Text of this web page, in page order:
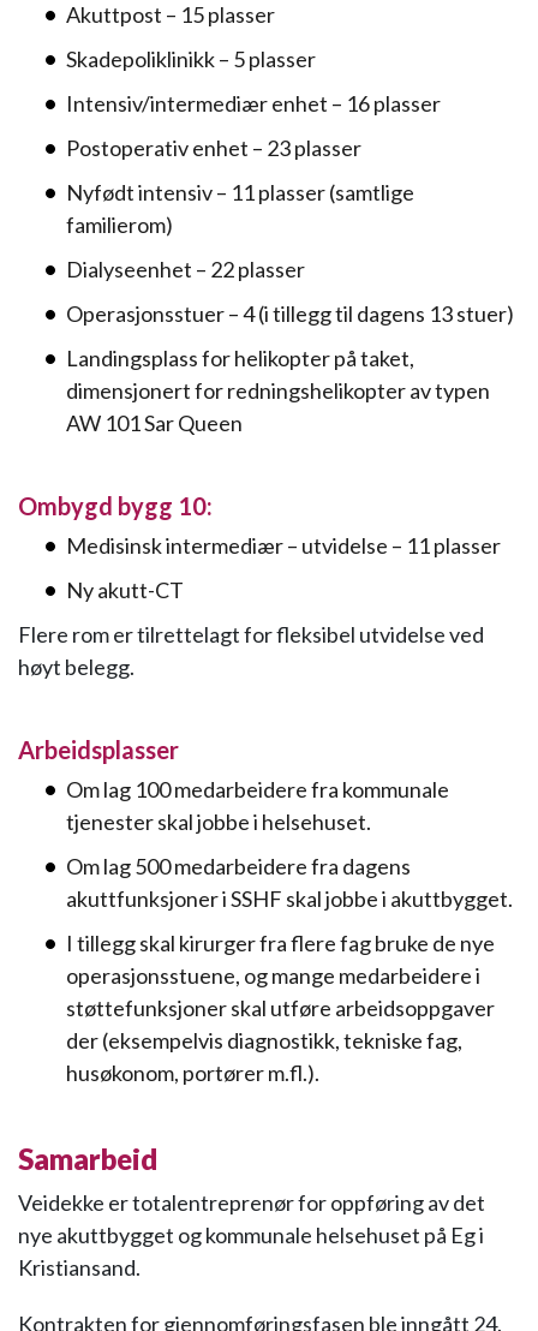
Akuttpost – 15 plasser
Skadepoliklinikk – 5 plasser
Intensiv/intermediær enhet – 16 plasser
Postoperativ enhet – 23 plasser
Nyfødt intensiv – 11 plasser (samtlige
familierom)
Dialyseenhet – 22 plasser
Operasjonsstuer – 4 (i tillegg til dagens 13 stuer)
Landingsplass for helikopter på taket,
dimensjonert for redningshelikopter av typen
AW 101 Sar Queen
Ombygd bygg 10:
Medisinsk intermediær – utvidelse – 11 plasser
Ny akutt-CT
Flere rom er tilrettelagt for fleksibel utvidelse ved
høyt belegg.
Arbeidsplasser
Om lag 100 medarbeidere fra kommunale
tjenester skal jobbe i helsehuset.
Om lag 500 medarbeidere fra dagens
akuttfunksjoner i SSHF skal jobbe i akuttbygget.
I tillegg skal kirurger fra flere fag bruke de nye
operasjonsstuene, og mange medarbeidere i
støttefunksjoner skal utføre arbeidsoppgaver
der (eksempelvis diagnostikk, tekniske fag,
husøkonom, portører m.fl.).
Samarbeid
Veidekke er totalentreprenør for oppføring av det
nye akuttbygget og kommunale helsehuset på Eg i
Kristiansand.
Kontrakten for gjennomføringsfasen ble inngått 24.